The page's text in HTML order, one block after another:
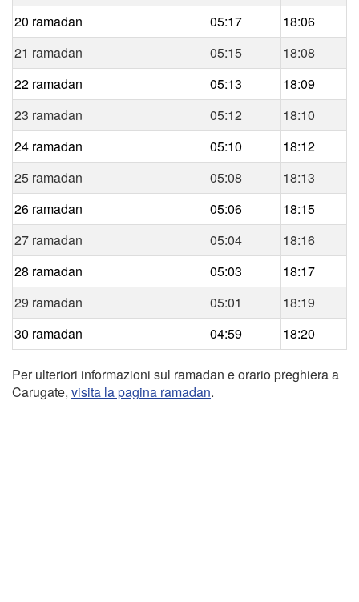
20 ramadan
05:17
18:06
21 ramadan
05:15
18:08
22 ramadan
05:13
18:09
23 ramadan
05:12
18:10
24 ramadan
05:10
18:12
25 ramadan
05:08
18:13
26 ramadan
05:06
18:15
27 ramadan
05:04
18:16
28 ramadan
05:03
18:17
29 ramadan
05:01
18:19
30 ramadan
04:59 18:20
Per ulteriori informazioni sul ramadan e orario preghiera a
Carugate, visita la pagina ramadan.